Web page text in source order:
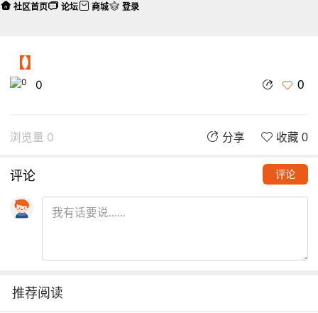
【】
0 0
浏览量 0 分享 收藏 0
评论 评论
推荐阅读
社区首页 论坛 商城 登录